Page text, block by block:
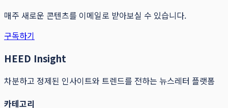
매주 새로운 콘텐츠를 이메일로 받아보실 수 있습니다.
구독하기
HEED Insight
차분하고 정제된 인사이트와 트렌드를 전하는 뉴스레터 플랫폼
카테고리